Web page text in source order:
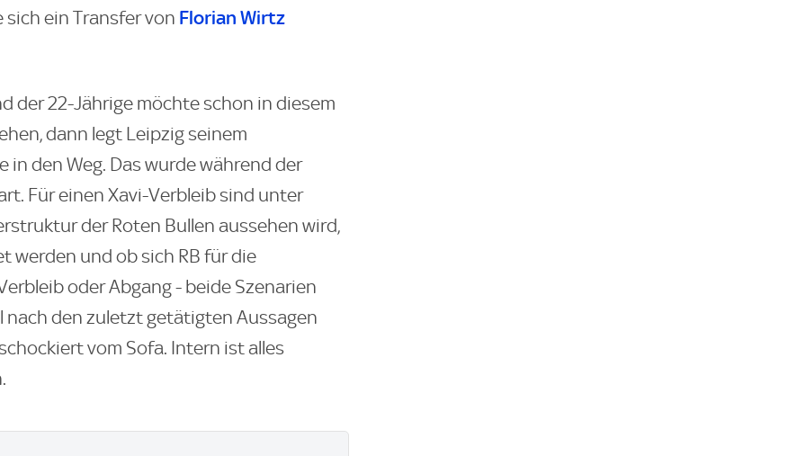
ein Transfer von Florian Wirtz
der 22-Jährige möchte schon in diesem
dann legt Leipzig seinem
den Weg. Das wurde während der
Für einen Xavi-Verbleib sind unter
der Roten Bullen aussehen wird,
werden und ob sich RB für die
oder Abgang - beide Szenarien
den zuletzt getätigten Aussagen
vom Sofa. Intern ist alles